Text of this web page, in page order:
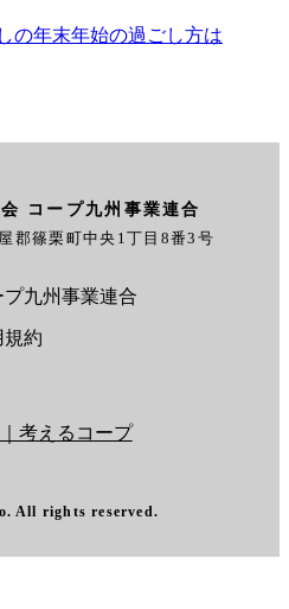
の年末年始の過ごし方は
コープ九州事業連合
郡篠栗町中央1丁目8番3号
プ九州事業連合
規約
All rights reserved.